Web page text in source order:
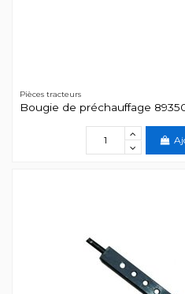
Pièces tracteurs
Bougie de préchauffage